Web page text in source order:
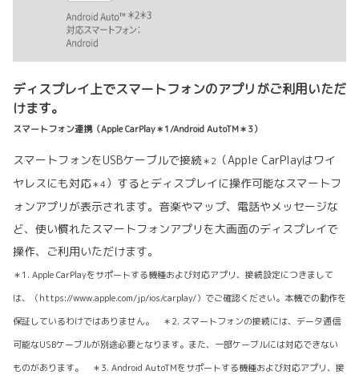
ディスプレイ上でスマートフォンのアプリがご利用いただ
けます。
スマートフォン連携（Apple CarPlay＊1/Android AutoTM＊3）
スマートフォンをUSBケーブルで接続＊2 （Apple CarPlayはワイ
ヤレスにも対応＊4）するとディスプレイに操作可能なスマートフ
ォンアプリが表示されます。音楽やマップ、電話やメッセージな
ど、使い慣れたスマートフォンアプリを大画面のディスプレイで
操作、ご利用いただけます。
＊1. Apple CarPlayをサポートする機種および対応アプリ、接続設定につきまして
は、（https://www.apple.com/jp/ios/carplay/）でご確認ください。本機での動作を
保証しているわけではありません。 ＊2. スマートフォンの接続には、データ通信
可能なUSBケーブルが別途必要となります。また、一部ケーブルには対応できない
ものがあります。 ＊3. Android AutoTMをサポートする機種および対応アプリ、接